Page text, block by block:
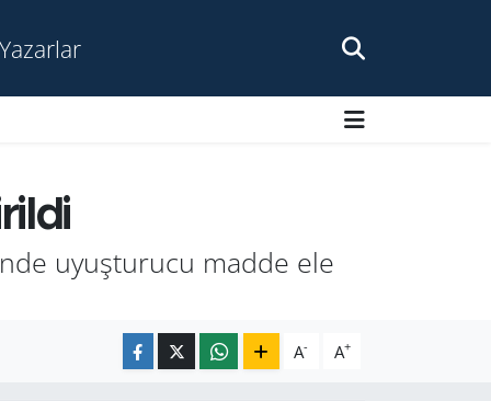
Yazarlar
uyuşturucu madde ele
A- A+